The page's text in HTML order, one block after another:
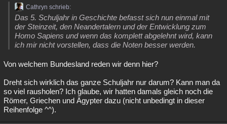
Cathryn schrieb:
Das 5. Schuljahr in Geschichte befasst sich nun einmal mit
der Steinzeit, den Neandertalern und der Entwicklung zum
Homo Sapiens und wenn das komplett abgelehnt wird, kann
ich mir nicht vorstellen, dass die Noten besser werden.
Von welchem Bundesland reden wir denn hier?
Dreht sich wirklich das ganze Schuljahr nur darum? Kann man da
so viel rausholen? Ich glaube, wir hatten damals gleich noch die
Römer, Griechen und Ägypter dazu (nicht unbedingt in dieser
Reihenfolge ^^).